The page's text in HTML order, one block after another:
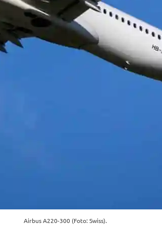
Airbus A220-300 (Foto: Swiss).